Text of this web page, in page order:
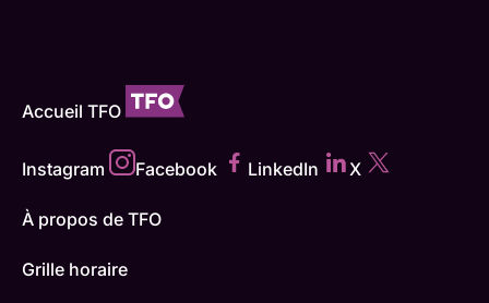
Accueil TFO
Instagram Facebook LinkedIn X
À propos de TFO
Grille horaire